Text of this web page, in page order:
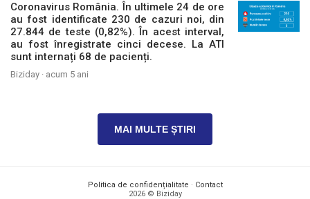
Coronavirus România. În ultimele 24 de ore
au fost identificate 230 de cazuri noi, din
27.844 de teste (0,82%). În acest interval,
au fost înregistrate cinci decese. La ATI
sunt internați 68 de pacienți.
Biziday · acum 5 ani
MAI MULTE ȘTIRI
Politica de confidențialitate · Contact
2026 © Biziday